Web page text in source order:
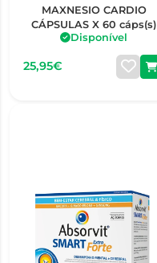
MAXNESIO CARDIO
CÁPSULAS X 60 cáps(s)
Disponível
25,95€